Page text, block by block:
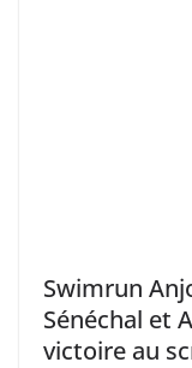
Swimrun
Sénéchal et
victoire au